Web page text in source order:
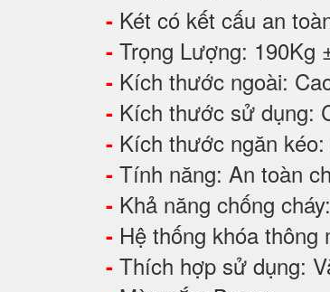
- Két có kết cấu an
- Trọng Lượng: 190Kg
- Kích thước ngoài:
- Kích thước sử dụng:
- Kích thước ngăn
- Tính năng: An toàn
- Khả năng chống
- Hệ thống khóa
- Thích hợp sử dụng: